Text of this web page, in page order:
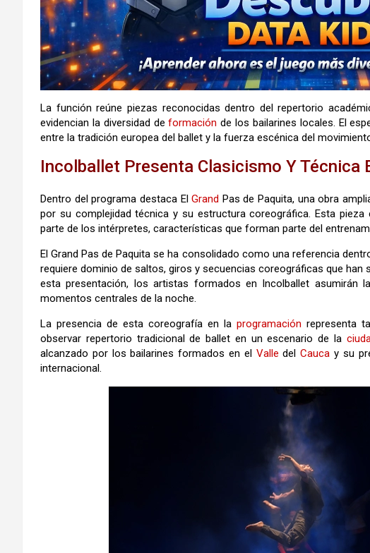
La función reúne piezas reconocidas dentro del repertorio
evidencian la diversidad deformación de los bailarines locales. El
entre la tradición europea del ballet y la fuerza escénica del
Incolballet Presenta Clasicismo Y Técnica
Dentro del programa destaca ElGrand Pas de Paquita, una obra
por su complejidad técnica y su estructura coreográfica. Esta
parte de los intérpretes, características que forman parte del
El Grand Pas de Paquita se ha consolidado como una referencia
requiere dominio de saltos, giros y secuencias coreográficas que han
esta presentación, los artistas formados en Incolballet asumirán
momentos centrales de la noche.
La presencia de esta coreografía en la programación representa
observar repertorio tradicional de ballet en un escenario de la
alcanzado por los bailarines formados en el Valle delCauca y su
internacional.